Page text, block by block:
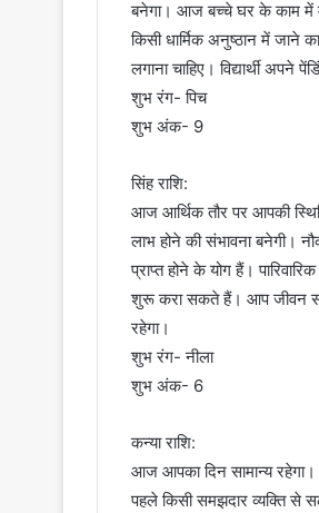
बनेगा। आज बच्चे घर के काम में
किसी धार्मिक अनुष्ठान में
लगाना चाहिए। विद्यार्थी
शुभ रंग- पिच
शुभ अंक- 9
सिंह राशि:
आज आर्थिक तौर पर आपकी
लाभ होने की संभावना बनेगी।
प्राप्त होने के योग हैं।
शुरू करा सकते हैं। आप जीवन
रहेगा।
शुभ रंग- नीला
शुभ अंक- 6
कन्या राशि:
आज आपका दिन सामान्य
पहले किसी समझदार व्यक्ति से